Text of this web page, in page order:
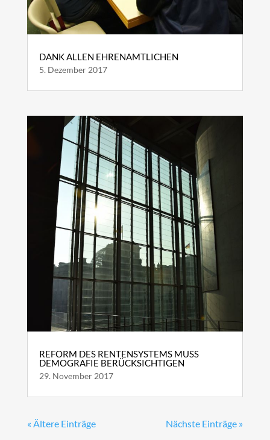
DANK ALLEN EHRENAMTLICHEN
5. Dezember 2017
REFORM DES RENTENSYSTEMS MUSS
DEMOGRAFIE BERÜCKSICHTIGEN
29. November 2017
« Ältere Einträge Nächste Einträge »